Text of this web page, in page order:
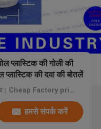
प्लास्टिक की गोली की
की दवा की बोतलें
मूल्य：Cheap Factory price, negotiation
हमसे संपर्क करें